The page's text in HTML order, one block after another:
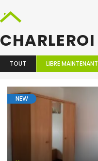
CHARLEROI
TOUT LIBRE MAINTENANT
NEW